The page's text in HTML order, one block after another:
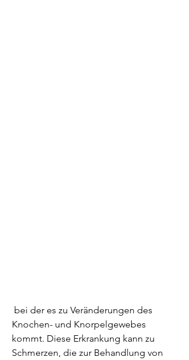
Knochen- und Knorpelgewebes
kommt. Diese Erkrankung kann zu
Schmerzen, die zur Behandlung von